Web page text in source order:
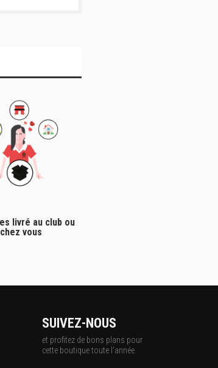
livré au club ou
chez vous
SUIVEZ-NOUS
et profitez de bons plans pour
cette boutique toute l'année